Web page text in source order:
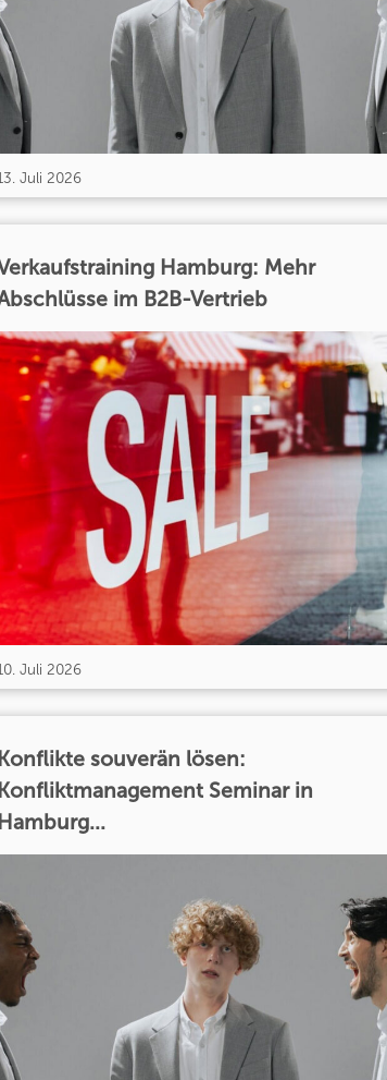
Juli 2026
Hamburg: Mehr
im B2B-Vertrieb
Juli 2026
Konflikte souverän lösen:
Konfliktmanagement Seminar in
Hamburg...